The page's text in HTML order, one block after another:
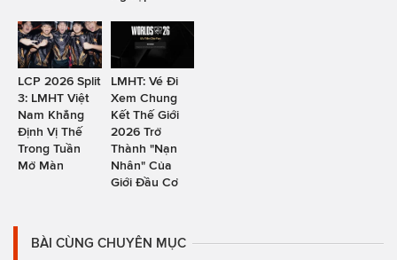
LCP 2026 Split
3: LMHT Việt
Nam Khẳng
Định Vị Thế
Trong Tuần
Mở Màn
LMHT: Vé Đi
Xem Chung
Kết Thế Giới
2026 Trở
Thành "Nạn
Nhân" Của
Giới Đầu Cơ
BÀI CÙNG CHUYÊN MỤC